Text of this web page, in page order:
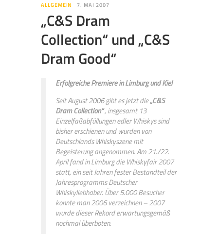
ALLGEMEIN 7. MAI 2007
„C&S Dram
Collection“ und „C&S
Dram Good“
Erfolgreiche Premiere in Limburg und Kiel
Seit August 2006 gibt es jetzt die„C&S
Dram Collection“, insgesamt 13
Einzelfaßabfüllungen edler Whiskys sind
bisher erschienen und wurden von
Deutschlands Whiskyszene mit
Begeisterung angenommen. Am 21./22.
April fand in Limburg die Whiskyfair 2007
statt, ein seit Jahren fester Bestandteil der
Jahresprogramms Deutscher
Whiskyliebhaber. Über 5.000 Besucher
konnte man 2006 verzeichnen – 2007
wurde dieser Rekord erwartungsgemäß
nochmal überboten.